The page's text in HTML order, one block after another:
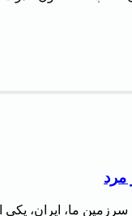
مرد
ما، ایران، یکی